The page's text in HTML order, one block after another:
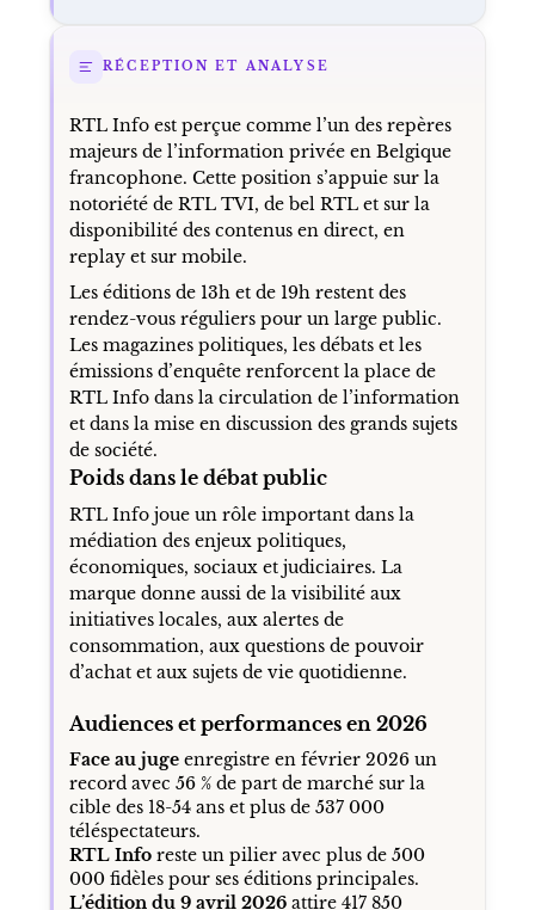
RÉCEPTION ET ANALYSE
RTL Info est perçue comme l’un des repères
majeurs de l’information privée en Belgique
francophone. Cette position s’appuie sur la
notoriété de RTL TVI, de bel RTL et sur la
disponibilité des contenus en direct, en
replay et sur mobile.
Les éditions de 13h et de 19h restent des
rendez-vous réguliers pour un large public.
Les magazines politiques, les débats et les
émissions d’enquête renforcent la place de
RTL Info dans la circulation de l’information
et dans la mise en discussion des grands sujets
de société.
Poids dans le débat public
RTL Info joue un rôle important dans la
médiation des enjeux politiques,
économiques, sociaux et judiciaires. La
marque donne aussi de la visibilité aux
initiatives locales, aux alertes de
consommation, aux questions de pouvoir
d’achat et aux sujets de vie quotidienne.
Audiences et performances en 2026
Face au jugeenregistre en février 2026 un
record avec 56 % de part de marché sur la
cible des 18-54 ans et plus de 537 000
téléspectateurs.
RTL Inforeste un pilier avec plus de 500
000 fidèles pour ses éditions principales.
L’édition du 9 avril 2026attire 417 850